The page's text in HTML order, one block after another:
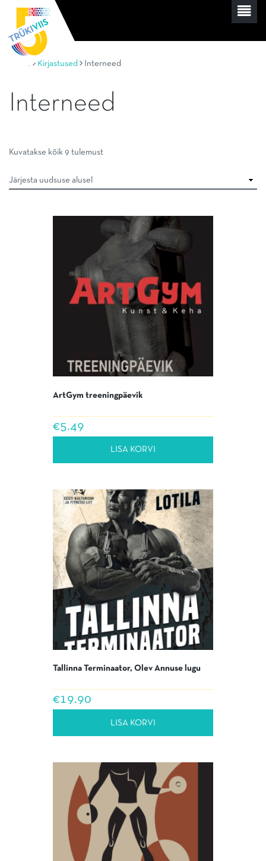
Kirjastused Interneed
Interneed
Kuvatakse kõik 9 tulemustSorditud
ArtGym treeningpäevik
€5.49
LISA KORVI
Tallinna Terminaator, Olev Annuse lugu
€19.90
LISA KORVI